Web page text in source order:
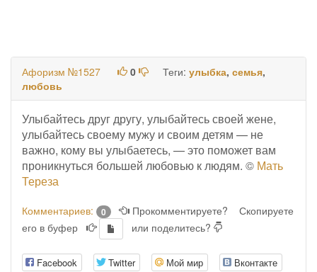
Афоризм №1527 0 Теги: улыбка, семья,
любовь
Улыбайтесь друг другу, улыбайтесь своей жене,
улыбайтесь своему мужу и своим детям — не
важно, кому вы улыбаетесь, — это поможет вам
проникнуться большей любовью к людям. © Мать
Тереза
Комментариев: 0 Прокомментируете?
Скопируете
его в буфер
или поделитесь?
Facebook Twitter Мой мир
Вконтакте